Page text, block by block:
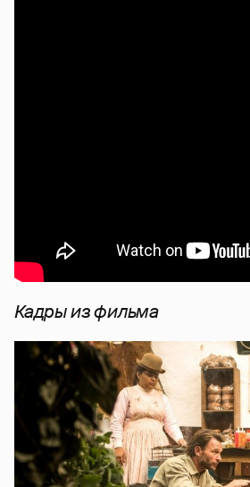
Кадры из фильма